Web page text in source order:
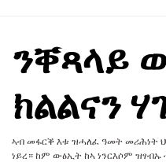
ንቐጻላይ
ክልልናን
ኣብ መፋርቕ እቱ ዝሓለፈ ዓመት መሪሕነት
ነይረ። ከም ውፅኢት ከኣ ነንርእሶም